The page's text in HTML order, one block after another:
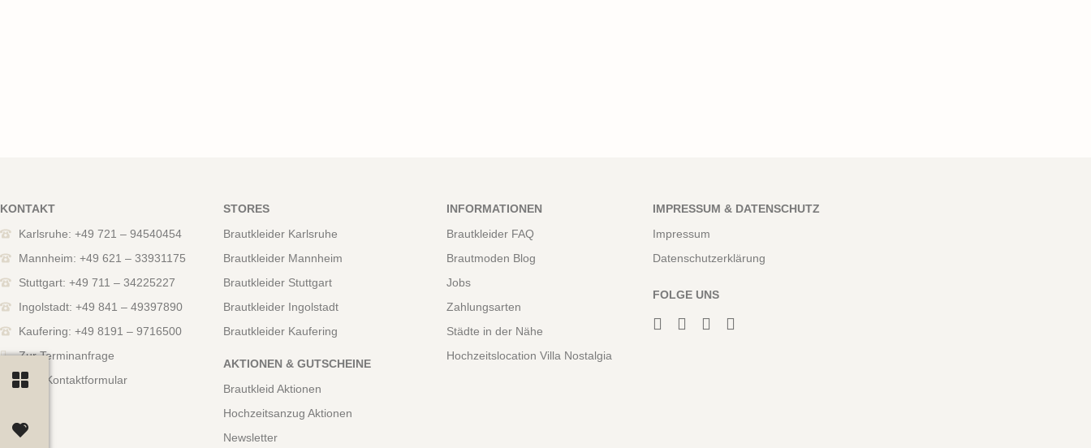
KONTAKT
Karlsruhe: +49 721 – 94540454
Mannheim: +49 621 – 33931175
Stuttgart: +49 711 – 34225227
Ingolstadt: +49 841 – 49397890
Kaufering: +49 8191 – 9716500
Zur Terminanfrage
Zum Kontaktformular
STORES
Brautkleider Karlsruhe
Brautkleider Mannheim
Brautkleider Stuttgart
Brautkleider Ingolstadt
Brautkleider Kaufering
AKTIONEN & GUTSCHEINE
Brautkleid Aktionen
Hochzeitsanzug Aktionen
Newsletter
INFORMATIONEN
Brautkleider FAQ
Brautmoden Blog
Jobs
Zahlungsarten
Städte in der Nähe
Hochzeitslocation Villa Nostalgia
IMPRESSUM & DATENSCHUTZ
Impressum
Datenschutzerklärung
FOLGE UNS